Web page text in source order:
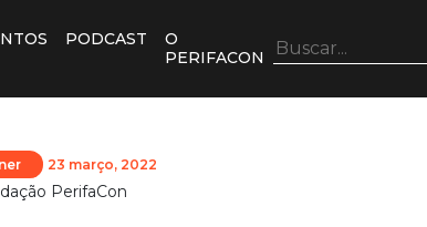
PODCAST
O
PERIFACON
23 março, 2022
PerifaCon